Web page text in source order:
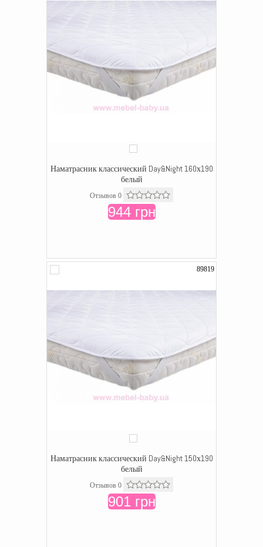
Наматрасник классический Day&Night 160х190
белый
Отзывов 0
944 грн
89819
Наматрасник классический Day&Night 150х190
белый
Отзывов 0
901 грн